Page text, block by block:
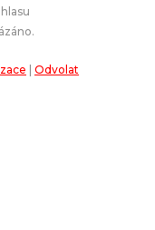
Odvolat